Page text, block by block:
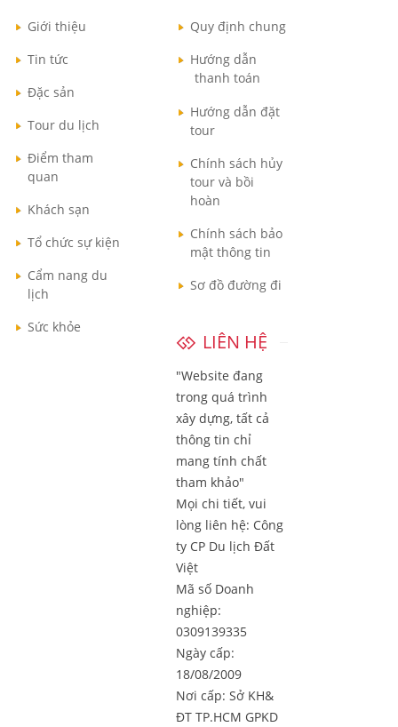
Giới thiệu
Tin tức
Đặc sản
Tour du lịch
Điểm tham
quan
Khách sạn
Tổ chức sự kiện
Cẩm nang du
lịch
Sức khỏe
Quy định chung
Hướng dẫn
thanh toán
Hướng dẫn đặt
tour
Chính sách hủy
tour và bồi
hoàn
Chính sách bảo
mật thông tin
Sơ đồ đường đi
LIÊN HỆ
"Website đang
trong quá trình
xây dựng, tất cả
thông tin chỉ
mang tính chất
tham khảo"
Mọi chi tiết, vui
lòng liên hệ: Công
ty CP Du lịch Đất
Việt
Mã số Doanh
nghiệp:
0309139335
Ngày cấp:
18/08/2009
Nơi cấp: Sở KH&
ĐT TP.HCM GPKD